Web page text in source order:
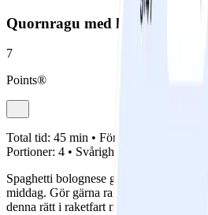
Quornragu med linspasta
7
Points®
Total tid: 45 min • Förberedelse:
Portioner: 4 • Svårighetsgrad:
Spaghetti bolognese gone vego –
middag. Gör gärna ragun kvällen innan
denna rätt i raketfart när du kommer hem